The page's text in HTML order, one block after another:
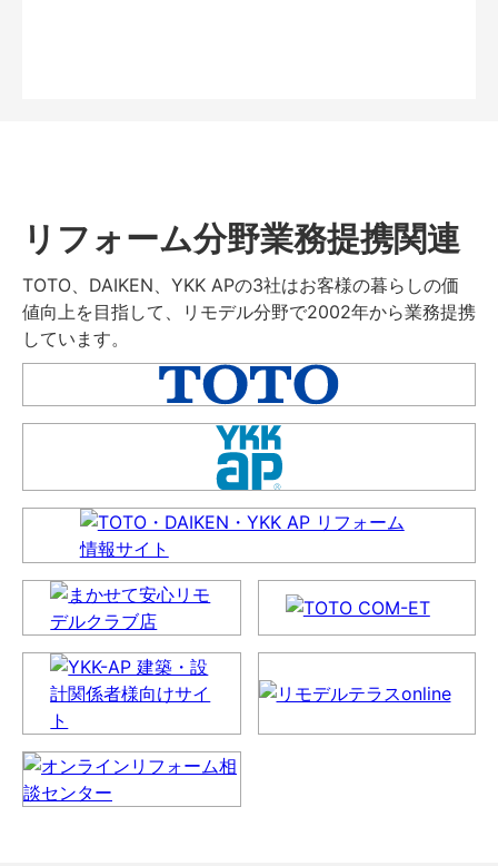
リフォーム分野業務提携関連
TOTO、DAIKEN、YKK APの3社はお客様の暮らしの価
値向上を目指して、リモデル分野で2002年から業務提携
しています。